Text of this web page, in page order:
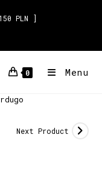
PLN ]
0 Menu
Next Product